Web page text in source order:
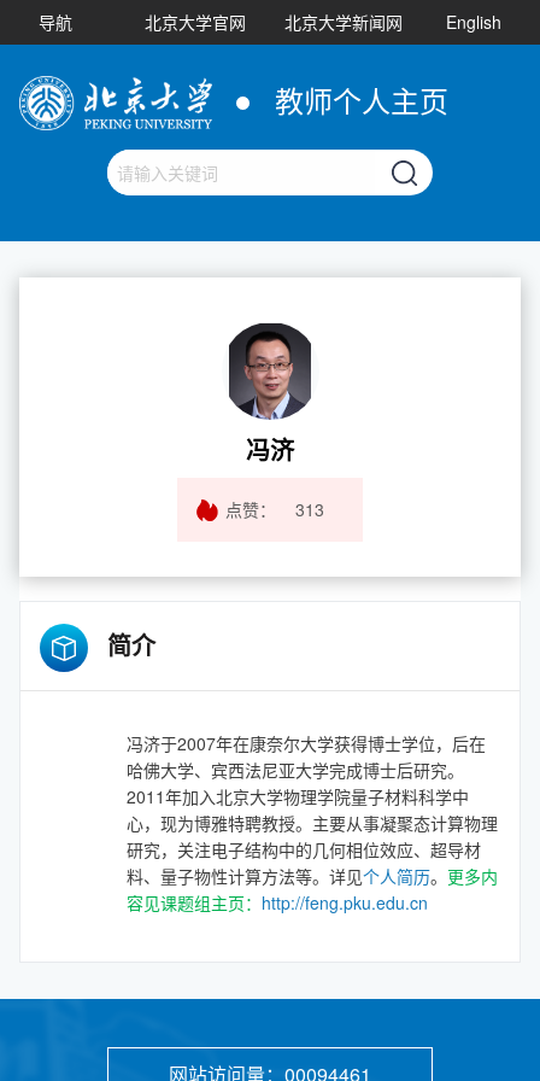
导航 北京大学官网 北京大学新闻网 English
教师个人主页
冯济
点赞： 313
简介
冯济于2007年在康奈尔大学获得博士学位，后在
哈佛大学、宾西法尼亚大学完成博士后研究。
2011年加入北京大学物理学院量子材料科学中
心，现为博雅特聘教授。主要从事凝聚态计算物理
研究，关注电子结构中的几何相位效应、超导材
料、量子物性计算方法等。详见个人简历。 更多内
容见课题组主页： http://feng.pku.edu.cn
网站访问量： 00094461